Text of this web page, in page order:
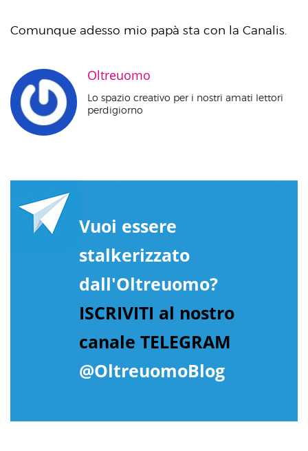
Comunque adesso mio papà sta con la Canalis.
Oltreuomo
Lo spazio creativo per i nostri amati lettori
perdigiorno
Vuoi essere
stalkerizzato
dall'Oltreuomo?
ISCRIVITI al nostro
canale TELEGRAM
@OltreuomoBlog